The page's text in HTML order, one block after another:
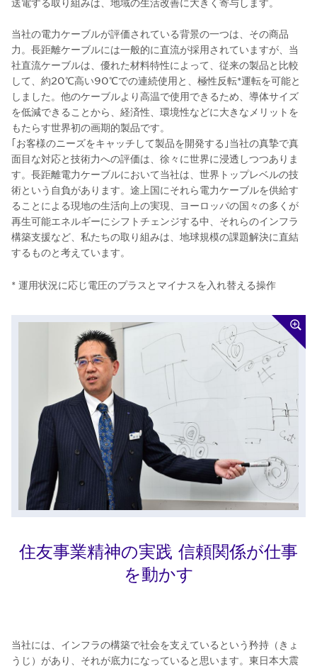
当社の電力ケーブルが評価されている背景の一つは、その商品
力。長距離ケーブルには一般的に直流が採用されていますが、当
社直流ケーブルは、優れた材料特性によって、従来の製品と比較
して、約20℃高い90℃での連続使用と、極性反転*運転を可能と
しました。他のケーブルより高温で使用できるため、導体サイズ
を低減できることから、経済性、環境性などに大きなメリットを
もたらす世界初の画期的製品です。
｢お客様のニーズをキャッチして製品を開発する｣当社の真摯で真
面目な対応と技術力への評価は、徐々に世界に浸透しつつありま
す。長距離電力ケーブルにおいて当社は、世界トップレベルの技
術という自負があります。途上国にそれら電力ケーブルを供給す
ることによる現地の生活向上の実現、ヨーロッパの国々の多くが
再生可能エネルギーにシフトチェンジする中、それらのインフラ
構築支援など、私たちの取り組みは、地球規模の課題解決に直結
するものと考えています。
* 運用状況に応じ電圧のプラスとマイナスを入れ替える操作
住友事業精神の実践 信頼関係が仕事
を動かす
当社には、インフラの構築で社会を支えているという矜持（きょ
うじ）があり、それが底力になっていると思います。東日本大震